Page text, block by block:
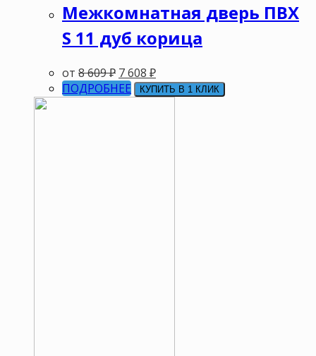
Межкомнатная дверь ПВХ
S 11 дуб корица
от 8 609₽ 7 608 ₽
ПОДРОБНЕЕ
КУПИТЬ В 1 КЛИК